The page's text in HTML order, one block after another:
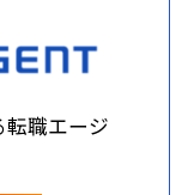
職エージ